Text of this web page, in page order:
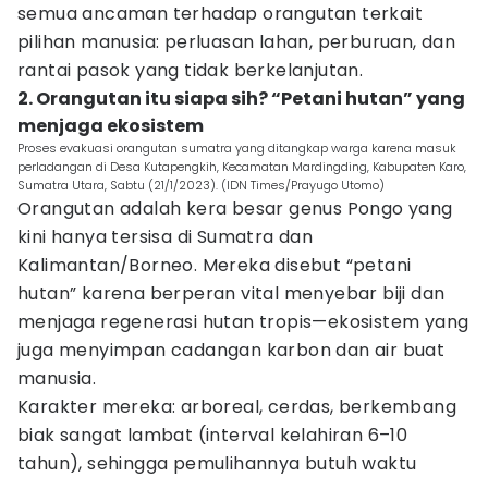
semua ancaman terhadap orangutan terkait
pilihan manusia: perluasan lahan, perburuan, dan
rantai pasok yang tidak berkelanjutan.
2. Orangutan itu siapa sih? “Petani hutan” yang
menjaga ekosistem
Proses evakuasi orangutan sumatra yang ditangkap warga karena masuk
perladangan di Desa Kutapengkih, Kecamatan Mardingding, Kabupaten Karo,
Sumatra Utara, Sabtu (21/1/2023). (IDN Times/Prayugo Utomo)
Orangutan adalah kera besar genus Pongo yang
kini hanya tersisa di Sumatra dan
Kalimantan/Borneo. Mereka disebut “petani
hutan” karena berperan vital menyebar biji dan
menjaga regenerasi hutan tropis—ekosistem yang
juga menyimpan cadangan karbon dan air buat
manusia.
Karakter mereka: arboreal, cerdas, berkembang
biak sangat lambat (interval kelahiran 6–10
tahun), sehingga pemulihannya butuh waktu